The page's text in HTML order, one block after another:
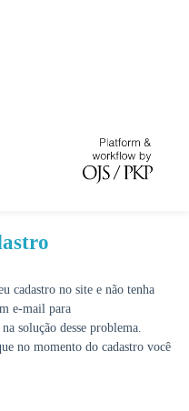
cadastro no site e não tenha
e-mail para
solução desse problema.
no momento do cadastro você